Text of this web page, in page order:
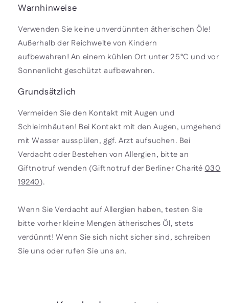
Warnhinweise
Verwenden Sie keine unverdünnten ätherischen Öle!
Außerhalb der Reichweite von Kindern
aufbewahren! An einem kühlen Ort unter 25°C und vor
Sonnenlicht geschützt aufbewahren.
Grundsätzlich
Vermeiden Sie den Kontakt mit Augen und
Schleimhäuten! Bei Kontakt mit den Augen, umgehend
mit Wasser ausspülen, ggf. Arzt aufsuchen. Bei
Verdacht oder Bestehen von Allergien, bitte an
Giftnotruf wenden (Giftnotruf der Berliner Charité 030
19240).
Wenn Sie Verdacht auf Allergien haben, testen Sie
bitte vorher kleine Mengen ätherisches Öl, stets
verdünnt! Wenn Sie sich nicht sicher sind, schreiben
Sie uns oder rufen Sie uns an.